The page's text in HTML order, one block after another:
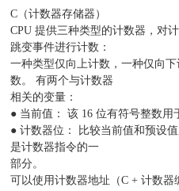
C（计数器存储器）
CPU 提供三种类型的计数器，对
跳变事件进行计数：
一种类型仅向上计数，一种仅向
数。 有两个与计数器
相关的变量：
● 当前值： 该 16 位有符号整数用
● 计数器位： 比较当前值和预设
是计数器指令的一
部分。
可以使用计数器地址（C + 计数